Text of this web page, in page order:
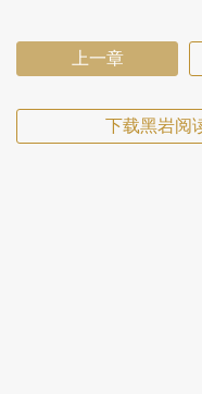
上一章
下载黑岩阅